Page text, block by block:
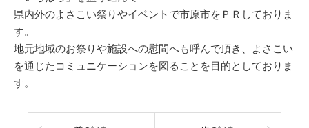
県内外のよさこい祭りやイベントで市原市をＰＲしておりま
す。
地元地域のお祭りや施設への慰問へも呼んで頂き、よさこい
を通じたコミュニケーションを図ることを目的としておりま
す。